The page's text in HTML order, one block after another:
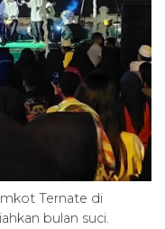
Ternate di
bulan suci.